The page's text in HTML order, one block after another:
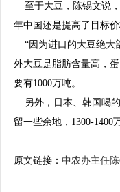
至于大豆，陈锡文说，
年中国还是提高了目标
“因为进口的大豆绝大
外大豆是脂肪含量高，
要有1000万吨。
另外，日本、韩国喝
留一些余地，1300-1400
原文链接：中农办主任